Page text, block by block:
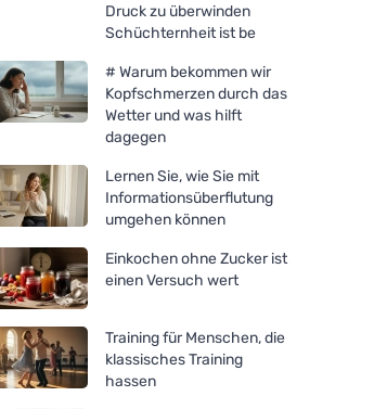
Druck zu überwinden
Schüchternheit ist be
# Warum bekommen wir
Kopfschmerzen durch das
Wetter und was hilft
dagegen
Lernen Sie, wie Sie mit
Informationsüberflutung
umgehen können
Einkochen ohne Zucker ist
einen Versuch wert
Training für Menschen, die
klassisches Training
hassen